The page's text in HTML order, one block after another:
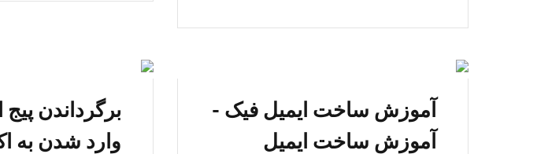
آموزش ساخت ایمیل فیک -
آموزش ساخت ایمیل
برگرداندن پیج
وارد شدن به